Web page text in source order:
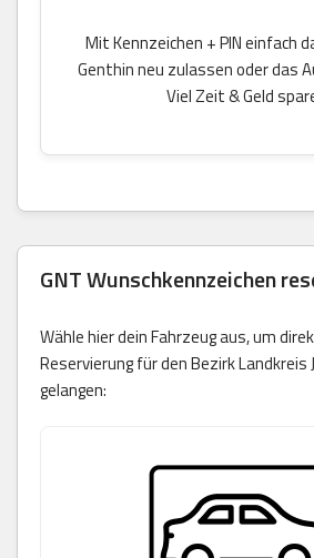
Mit Kennzeichen + PIN einfach
Genthin neu zulassen oder das
Viel Zeit & Geld
GNT Wunschkennzeichen
Wähle hier dein Fahrzeug aus, um
Reservierung für den Bezirk Landkreis
gelangen: